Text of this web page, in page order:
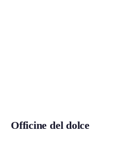
Officine del dolce